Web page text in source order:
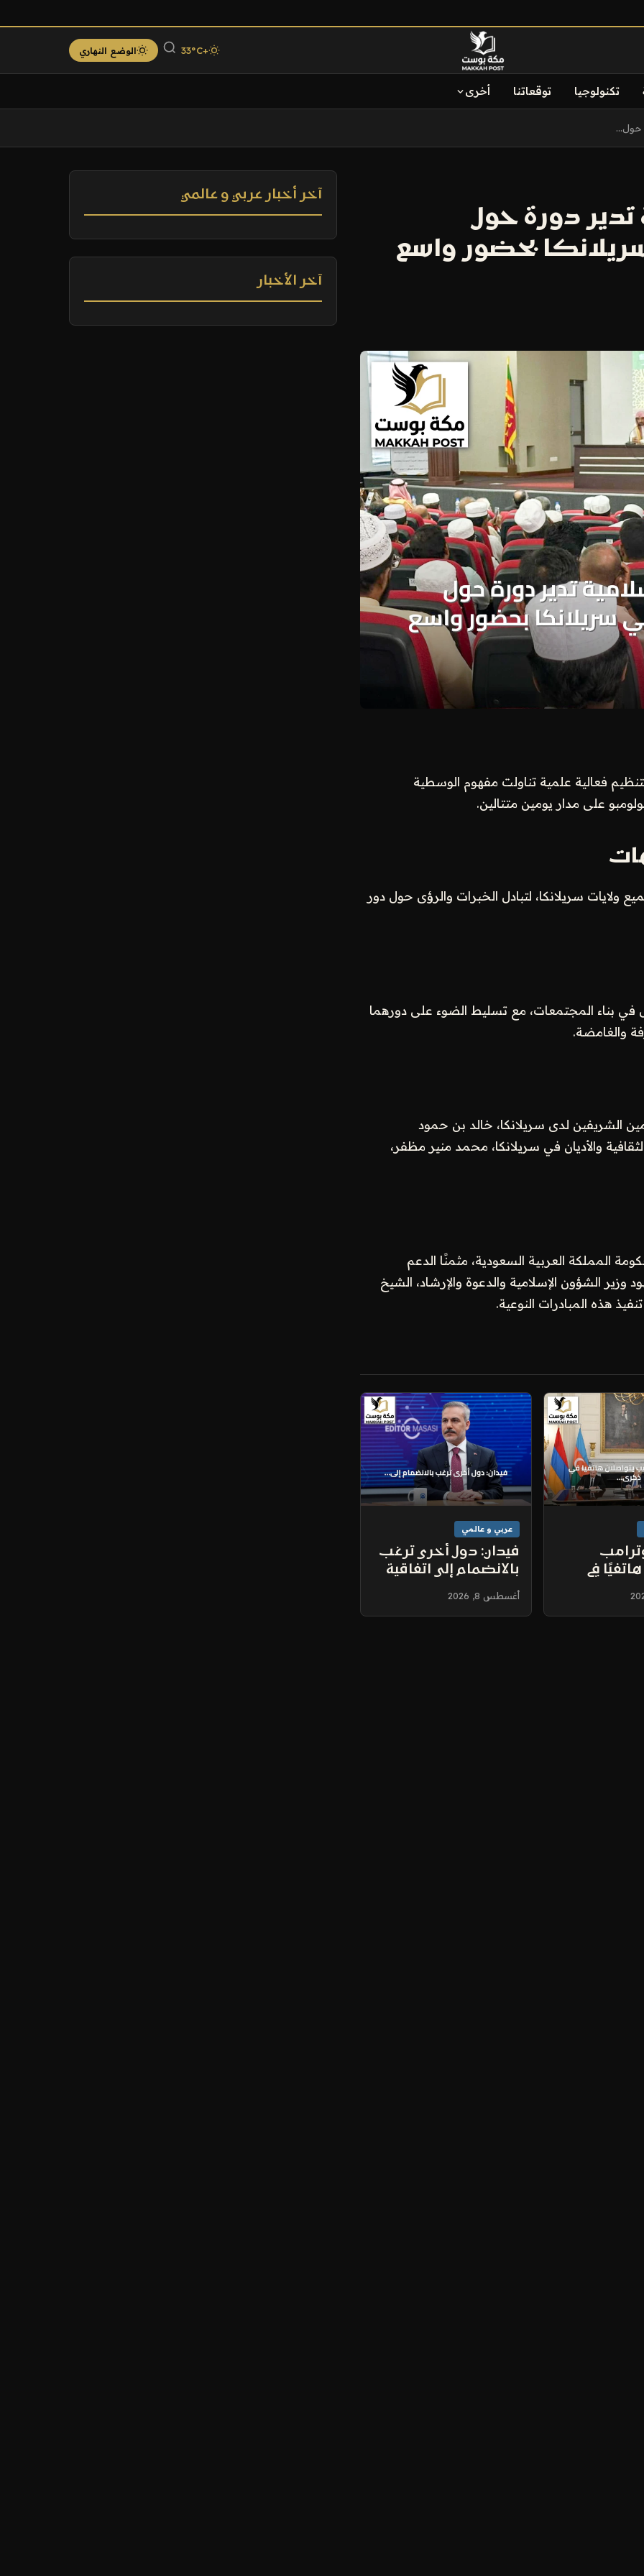
+33°C الوضع النهاري
تكنولوجيا توقعاتنا أخرى
حول...
تدير دورة حول
بحضور واسع
فعالية علمية تناولت مفهوم الوسطية
على مدار يومين متتالين.
سريلانكا، لتبادل الخبرات والرؤى حول دور
في بناء المجتمعات، مع تسليط الضوء على دورهما
والغامضة.
الشريفين لدى سريلانكا، خالد بن حمود
والأديان في سريلانكا، محمد منير مظفر،
المملكة العربية السعودية، مثمنًا الدعم
وزير الشؤون الإسلامية والدعوة والإرشاد، الشيخ
هذه المبادرات النوعية.
في
السلام
عربي و عالمي
فيدان: دول أخرى ترغب
بالانضمام إلى اتفاقية
الدفاع المشترك في
مكة
أغسطس 8, 2026
آخر أخبار عربي و عالمي
آخر الأخبار